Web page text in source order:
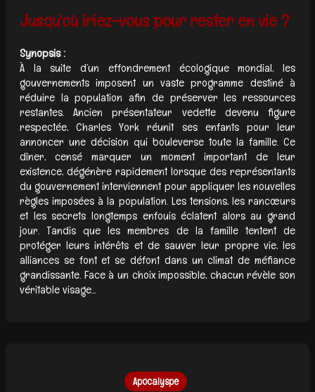
Jusqu'où iriez-vous pour rester en vie ?
Synopsis :
À la suite d’un effondrement écologique mondial, les
gouvernements imposent un vaste programme destiné à
réduire la population afin de préserver les ressources
restantes. Ancien présentateur vedette devenu figure
respectée, Charles York réunit ses enfants pour leur
annoncer une décision qui bouleverse toute la famille. Ce
dîner, censé marquer un moment important de leur
existence, dégénère rapidement lorsque des représentants
du gouvernement interviennent pour appliquer les nouvelles
règles imposées à la population. Les tensions, les rancœurs
et les secrets longtemps enfouis éclatent alors au grand
jour. Tandis que les membres de la famille tentent de
protéger leurs intérêts et de sauver leur propre vie, les
alliances se font et se défont dans un climat de méfiance
grandissante. Face à un choix impossible, chacun révèle son
véritable visage...
Apocalyspe